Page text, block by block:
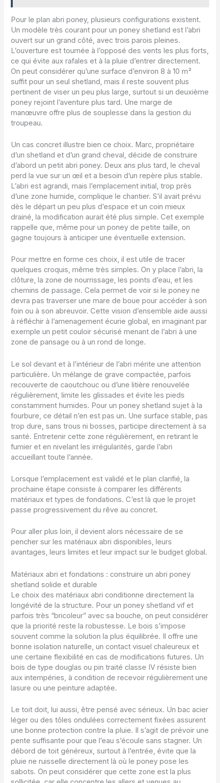
Pour le plan abri poney, plusieurs configurations existent.
Un modèle très courant pour un poney shetland est l’abri
ouvert sur un grand côté, avec trois parois pleines.
L’ouverture est tournée à l’opposé des vents les plus forts,
ce qui évite aux rafales et à la pluie d’entrer directement.
On peut considérer qu’une surface d’environ 8 à 10 m²
suffit pour un seul shetland, mais il reste souvent plus
pertinent de viser un peu plus large, surtout si un deuxième
poney rejoint l’aventure plus tard. Une marge de
manœuvre offre plus de souplesse dans la gestion du
troupeau.
Un cas concret illustre bien ce choix. Marc, propriétaire
d’un shetland et d’un grand cheval, décide de construire
d’abord un petit abri poney. Deux ans plus tard, le cheval
perd la vue sur un œil et a besoin d’un repère plus stable.
L’abri est agrandi, mais l’emplacement initial, trop près
d’une zone humide, complique le chantier. S’il avait prévu
dès le départ un peu plus d’espace et un coin mieux
drainé, la modification aurait été plus simple. Cet exemple
rappelle que, même pour un poney de petite taille, on
gagne toujours à anticiper une éventuelle extension.
Pour mettre en forme ces choix, il est utile de tracer
quelques croquis, même très simples. On y place l’abri, la
clôture, la zone de nourrissage, les points d’eau, et les
chemins de passage. Cela permet de voir si le poney ne
devra pas traverser une mare de boue pour accéder à son
foin ou à son abreuvoir. Cette vision d’ensemble aide aussi
à réfléchir à l’amenagement écurie global, en imaginant par
exemple un petit couloir sécurisé menant de l’abri à une
zone de pansage ou à un rond de longe.
Le sol devant et à l’intérieur de l’abri mérite une attention
particulière. Un mélange de grave compactée, parfois
recouverte de caoutchouc ou d’une litière renouvelée
régulièrement, limite les glissades et évite les pieds
constamment humides. Pour un poney shetland sujet à la
fourbure, ce détail n’en est pas un. Une surface stable, pas
trop dure, sans trous ni bosses, participe directement à sa
santé. Entretenir cette zone régulièrement, en retirant le
fumier et en nivelant les irrégularités, garde l’abri
accueillant toute l’année.
Lorsque l’emplacement est validé et le plan clarifié, la
prochaine étape consiste à comparer les différents
matériaux et types de fondations. C’est là que le projet
passe progressivement du rêve au concret.
Pour aller plus loin, il devient alors nécessaire de se
pencher sur les matériaux abri disponibles, leurs
avantages, leurs limites et leur impact sur le budget global.
Matériaux abri et fondations : construire un abri poney
shetland solide et durable
Le choix des matériaux abri conditionne directement la
longévité de la structure. Pour un poney shetland vif et
parfois très “bricoleur” avec sa bouche, on peut considérer
que la priorité reste la robustesse. Le bois s’impose
souvent comme la solution la plus équilibrée. Il offre une
bonne isolation naturelle, un contact visuel chaleureux et
une certaine flexibilité en cas de modifications futures. Un
bois de type douglas ou pin traité classe IV résiste bien
aux intempéries, à condition de recevoir régulièrement une
lasure ou une peinture adaptée.
Le toit doit, lui aussi, être pensé avec sérieux. Un bac acier
léger ou des tôles ondulées correctement fixées assurent
une bonne protection contre la pluie. Il s’agit de prévoir une
pente suffisante pour que l’eau s’écoule sans stagner. Un
débord de toit généreux, surtout à l’entrée, évite que la
pluie ne ruisselle directement là où le poney pose les
sabots. On peut considérer que cette zone est la plus